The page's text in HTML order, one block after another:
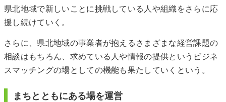
県北地域で新しいことに挑戦している人や組織をさらに応
援し続けていく。
さらに、県北地域の事業者が抱えるさまざまな経営課題の
相談はもちろん、求めている人や情報の提供というビジネ
スマッチングの場としての機能も果たしていくという。
まちとともにある場を運営